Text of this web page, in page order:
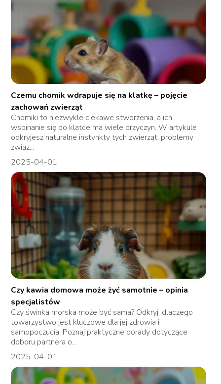
Czemu chomik wdrapuje się na klatkę – pojęcie
zachowań zwierząt
Chomiki to niezwykle ciekawe stworzenia, a ich
wspinanie się po klatce ma wiele przyczyn. W artykule
odkryjesz naturalne instynkty tych zwierząt, problemy
związ...
2025-04-01
Czy kawia domowa może żyć samotnie – opinia
specjalistów
Czy świnka morska może być sama? Odkryj, dlaczego
towarzystwo jest kluczowe dla jej zdrowia i
samopoczucia. Poznaj praktyczne porady dotyczące
doboru partnera o...
2025-04-01